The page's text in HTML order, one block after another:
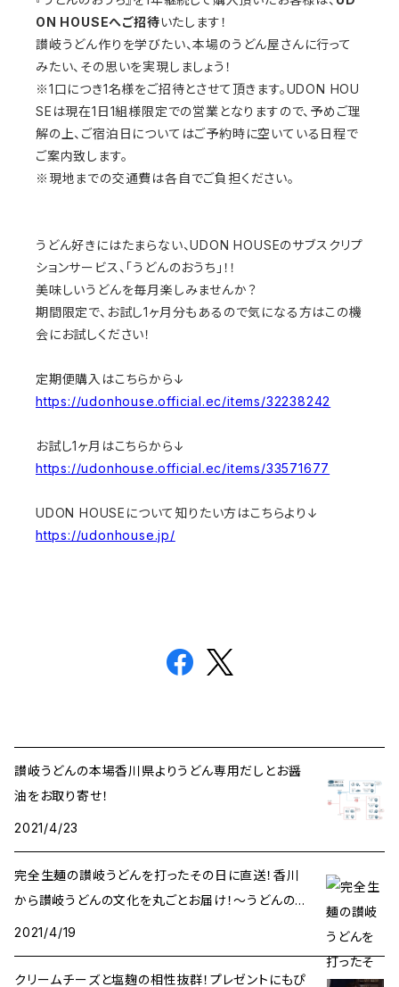
ON HOUSEへご招待いたします！
讃岐うどん作りを学びたい、本場のうどん屋さんに行って
みたい、その思いを実現しましょう！
※1口につき1名様をご招待とさせて頂きます。UDON HOU
SEは現在1日1組様限定での営業となりますので、予めご理
解の上、ご宿泊日についてはご予約時に空いている日程で
ご案内致します。
※現地までの交通費は各自でご負担ください。
うどん好きにはたまらない、UDON HOUSEのサブスクリプ
ションサービス、「うどんのおうち」！！
美味しいうどんを毎月楽しみませんか？
期間限定で、お試し1ヶ月分もあるので気になる方はこの機
会にお試しください！
定期便購入はこちらから↓
https://udonhouse.official.ec/items/32238242
お試し1ヶ月はこちらから↓
https://udonhouse.official.ec/items/33571677
UDON HOUSEについて知りたい方はこちらより↓
https://udonhouse.jp/
讃岐うどんの本場香川県よりうどん専用だしとお醤
油をお取り寄せ！
2021/4/23
完全生麺の讃岐うどんを打ったその日に直送！香川
から讃岐うどんの文化を丸ごとお届け！〜うどんのお
うち〜
2021/4/19
クリームチーズと塩麹の相性抜群！プレゼントにもぴ